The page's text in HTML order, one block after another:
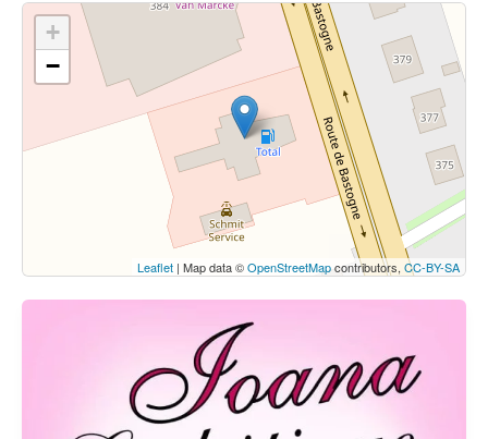
Cliquez sur le bouton pour afficher la carte.
Voir la carte
+
−
Leaflet | Map data ©OpenStreetMapcontributors, CC-BY-SA